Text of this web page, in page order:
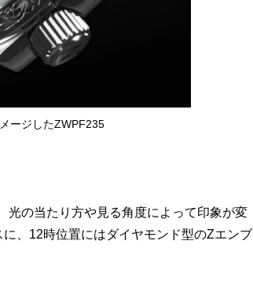
ージしたZWPF235
光の当たり方や見る角度によって印象が変
、12時位置にはダイヤモンド型のZエンブ